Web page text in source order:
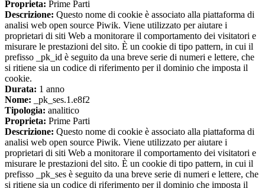
Proprieta: Prime Parti
Descrizione: Questo nome di cookie è associato alla piattaforma di
analisi web open source Piwik. Viene utilizzato per aiutare i
proprietari di siti Web a monitorare il comportamento dei visitatori e
misurare le prestazioni del sito. È un cookie di tipo pattern, in cui il
prefisso _pk_id è seguito da una breve serie di numeri e lettere, che
si ritiene sia un codice di riferimento per il dominio che imposta il
cookie.
Durata: 1 anno
Nome: _pk_ses.1.e8f2
Tipologia: analitico
Proprieta: Prime Parti
Descrizione: Questo nome di cookie è associato alla piattaforma di
analisi web open source Piwik. Viene utilizzato per aiutare i
proprietari di siti Web a monitorare il comportamento dei visitatori e
misurare le prestazioni del sito. È un cookie di tipo pattern, in cui il
prefisso _pk_ses è seguito da una breve serie di numeri e lettere, che
si ritiene sia un codice di riferimento per il dominio che imposta il